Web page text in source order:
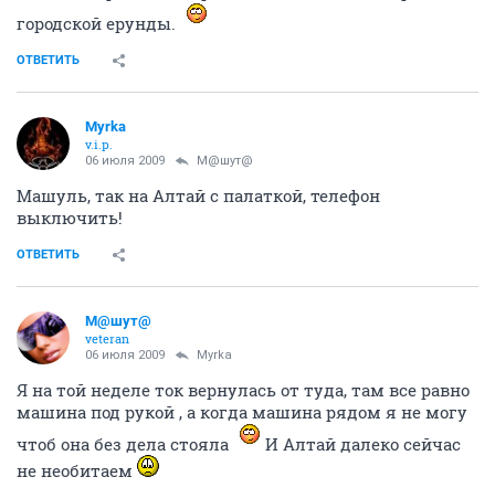
городской ерунды.
ОТВЕТИТЬ
Myrka
v.i.p.
06 июля 2009 М@шут@
Машуль, так на Алтай с палаткой, телефон
выключить!
ОТВЕТИТЬ
М@шут@
veteran
06 июля 2009 Myrka
Я на той неделе ток вернулась от туда, там все равно
машина под рукой , а когда машина рядом я не могу
чтоб она без дела стояла
И Алтай далеко сейчас
не необитаем